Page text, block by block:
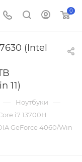
0
(Intel
11)
— Ноутбуки —
i7 13700H
GeForce 4060/Win